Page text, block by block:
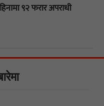
९२ फरार अपराधी